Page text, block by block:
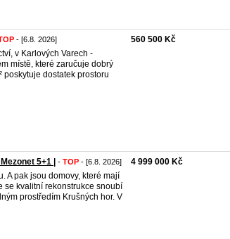
- [6.8. 2026]
v Karlových Varech -
místě, které zaručuje dobrý
poskytuje dostatek prostoru
560 500 Kč
5+1 | - TOP - [6.8. 2026]
A pak jsou domovy, které mají
se kvalitní rekonstrukce snoubí
prostředím Krušných hor. V
4 999 000 Kč